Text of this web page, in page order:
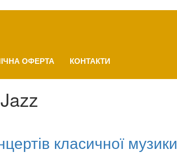
ОФЕРТА КОНТАКТИ
класичної музики